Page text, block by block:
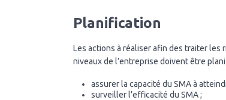
Planification
Les actions à réaliser afin des traiter
niveaux de l’entreprise doivent être
assurer la capacité du SMA à
surveiller l’efficacité du SMA ;